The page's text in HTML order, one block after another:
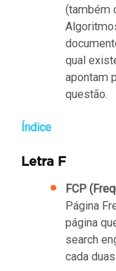
(também
qual
apontam
questão.
Índice
Letra F
FCP
Página
página
search
cada